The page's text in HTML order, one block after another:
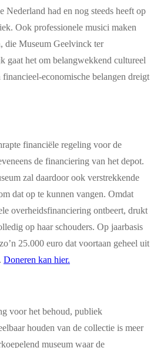
Nederland had en nog steeds heeft op
Ook professionele musici maken
die Museum Geelvinck ter
gaat het om belangwekkend cultureel
economische belangen dreigt
financiële regeling voor de
de financiering van het depot.
zal daardoor ook verstrekkende
dat op te kunnen vangen. Omdat
overheidsfinanciering ontbeert, drukt
op haar schouders. Op jaarbasis
25.000 euro dat voortaan geheel uit
Doneren kan hier.
voor het behoud, publiek
houden van de collectie is meer
museum waar de